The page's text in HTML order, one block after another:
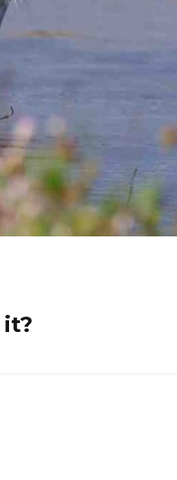
it?